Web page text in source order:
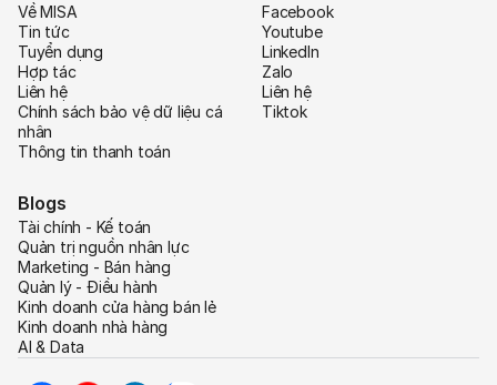
Về MISA
Tin tức
Tuyển dụng
Hợp tác
Liên hệ
Chính sách bảo vệ dữ liệu cá
nhân
Thông tin thanh toán
Facebook
Youtube
LinkedIn
Zalo
Liên hệ
Tiktok
Blogs
Tài chính - Kế toán
Quản trị nguồn nhân lực
Marketing - Bán hàng
Quản lý - Điều hành
Kinh doanh cửa hàng bán lẻ
Kinh doanh nhà hàng
AI & Data